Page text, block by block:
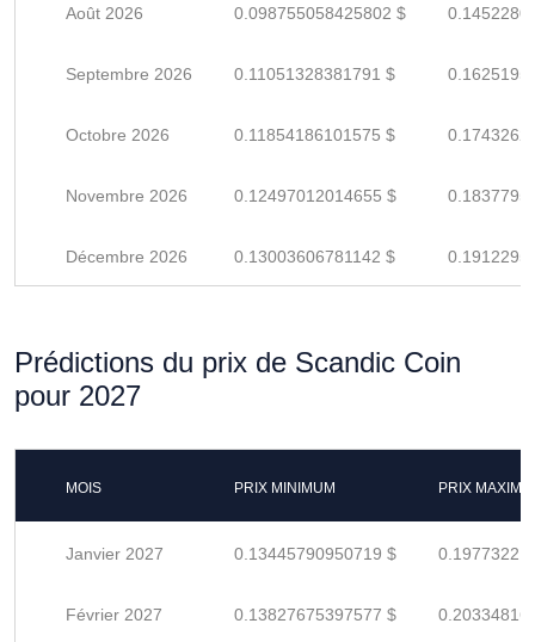
Août 2026 0.098755058425802 $
Septembre 2026 0.11051328381791 $
Octobre 2026 0.11854186101575 $
Novembre 2026 0.12497012014655 $
Décembre 2026 0.13003606781142 $
Prédictions du prix de Scandic Coin
pour 2027
MOIS PRIX MINIMUM PRIX
Janvier 2027 0.13445790950719 $
Février 2027 0.13827675397577 $